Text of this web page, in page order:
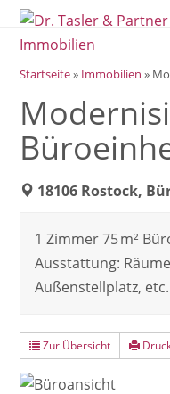
SkipOpen
mobile
menu
Close
mobile
menu
Startseite» Immobilien »
18106 Rostock,
1 Zimmer 75 m²
Ausstattung:
Außenstellplatz, etc.
Zur Übersicht